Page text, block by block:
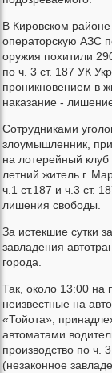
В Кировском
операторскую АЗС
оружия похитили
по ч. 3 ст. 187 УК
проникновением в
наказание -
Сотрудниками
злоумышленник,
на лотерейный
летний житель г.
ч.1 ст.187 и ч.3 ст.
лишения свободы.
За истекшие сутки
завладения
города.
Так, около 13:00
неизвестные на
«Тойота»,
автоматами
производство по ч.
(незаконное